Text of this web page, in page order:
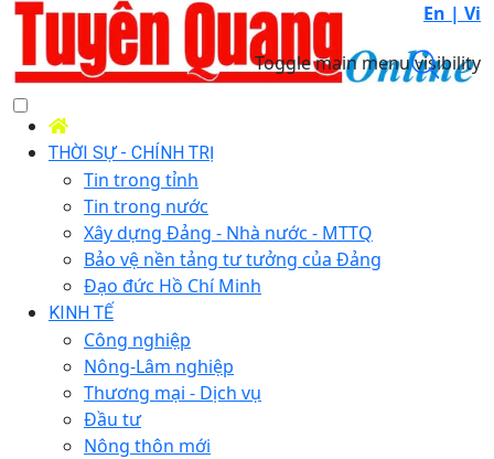
En | Vi
Toggle main menu visibility
THỜI SỰ - CHÍNH TRỊ
Tin trong tỉnh
Tin trong nước
Xây dựng Đảng - Nhà nước - MTTQ
Bảo vệ nền tảng tư tưởng của Đảng
Đạo đức Hồ Chí Minh
KINH TẾ
Công nghiệp
Nông-Lâm nghiệp
Thương mại - Dịch vụ
Đầu tư
Nông thôn mới